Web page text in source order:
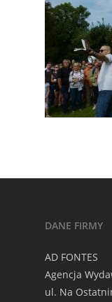
DANE FIRMY
AD FONTES
Agencja
ul. Na